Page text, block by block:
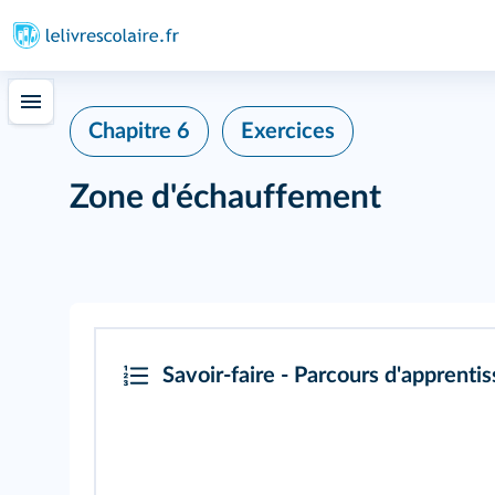
Chapitre 6 Exercices
Zone d'échauffement
Savoir-faire - Parcours